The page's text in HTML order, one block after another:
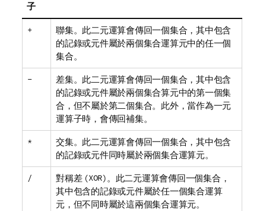
子
+
聯集。此二元運算會傳回一個集合，其中包含
的記錄或元件屬於兩個集合運算元中的任一個
集合。
-
差集。此二元運算會傳回一個集合，其中包含
的記錄或元件屬於兩個集合算元中的第一個集
合，但不屬於第二個集合。此外，當作為一元
運算子時，會傳回補集。
*
交集。此二元運算會傳回一個集合，其中包含
的記錄或元件同時屬於兩個集合運算元。
/ 對稱差 (XOR)。此二元運算會傳回一個集合，
其中包含的記錄或元件屬於任一個集合運算
元，但不同時屬於這兩個集合運算元。